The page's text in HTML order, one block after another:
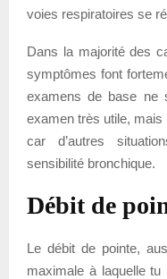
voies respiratoires se
Dans la majorité des
symptômes font
examens de base ne
examen très utile, mais
car d’autres
sensibilité bronchique.
Débit de
Le débit de pointe,
maximale à laquelle tu